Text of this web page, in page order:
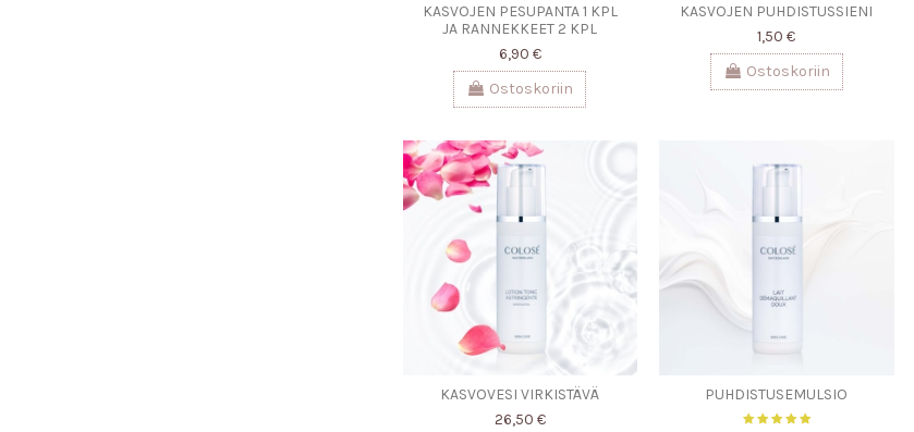
KASVOJEN PESUPANTA 1 KPL
JA RANNEKKEET 2 KPL
6,90 €
Ostoskoriin
KASVOJEN PUHDISTUSSIENI
1,50 €
Ostoskoriin
KASVOVESI VIRKISTÄVÄ
26,50 €
PUHDISTUSEMULSIO